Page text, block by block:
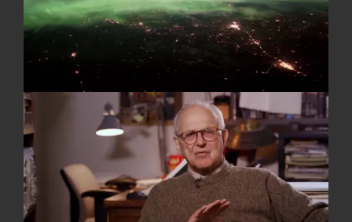
Kai Straats
Lynn Cominsky
Sean Doran
REDAKTION
Carsten Mumme
JOBS
TECHNIKVERLEIH
DATENSCHUTZERKLÄRUNG
IMPRESSUM